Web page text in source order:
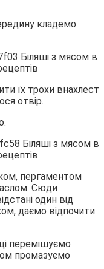
кладемо
їх трохи внахлест
отвір.
пергаментом
Сюди
один від
даємо відпочити
перемішуємо
промазуємо